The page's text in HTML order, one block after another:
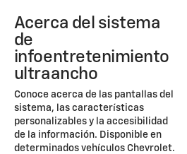
Acerca del sistema
de
infoentretenimiento
ultraancho
Conoce acerca de las pantallas del
sistema, las características
personalizables y la accesibilidad
de la información. Disponible en
determinados vehículos Chevrolet.